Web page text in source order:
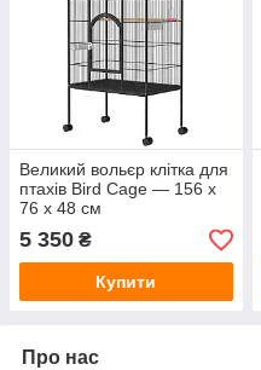
Великий вольєр клітка для
птахів Bird Cage — 156 х
76 х 48 см
5 350 ₴
Купити
Про нас